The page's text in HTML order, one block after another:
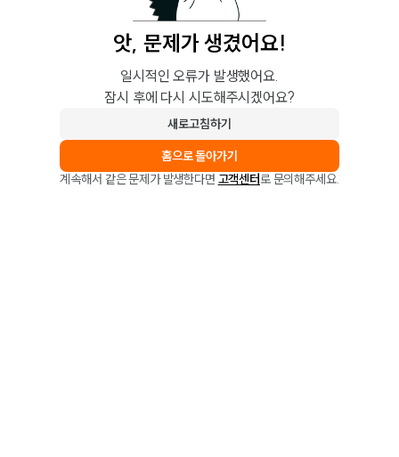
앗, 문제가 생겼어요!
일시적인 오류가 발생했어요.
잠시 후에 다시 시도해주시겠어요?
새로고침하기
홈으로 돌아가기
계속해서 같은 문제가 발생한다면 고객센터로 문의해주세요.